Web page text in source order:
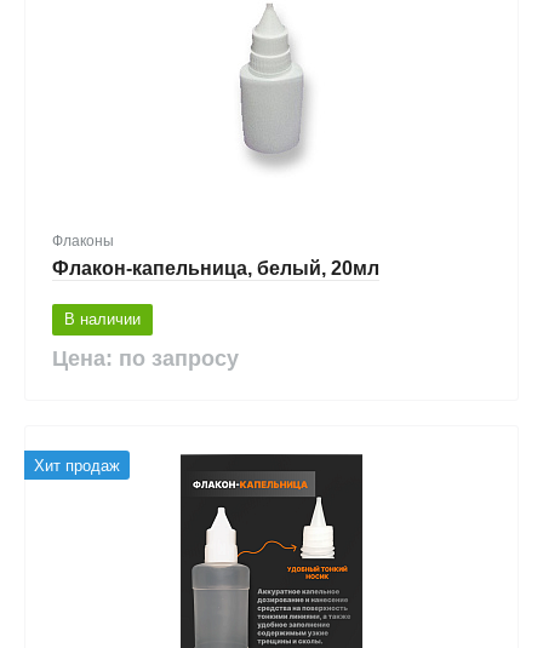
Флаконы
Флакон-капельница, белый, 20мл
В наличии
Цена: по запросу
Хит продаж